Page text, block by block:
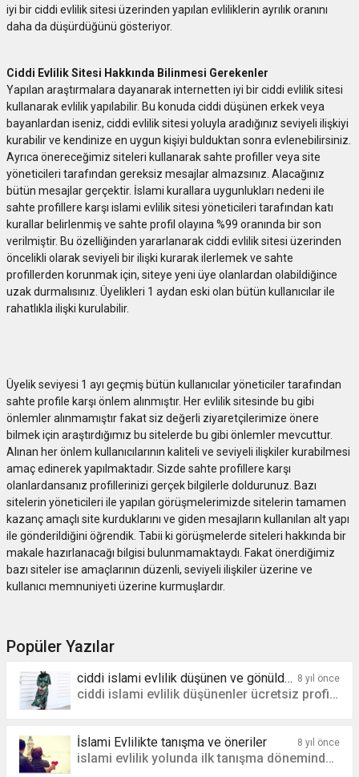
iyi bir ciddi evlilik sitesi üzerinden yapılan evliliklerin ayrılık oranını
daha da düşürdüğünü gösteriyor.
Ciddi Evlilik Sitesi Hakkında Bilinmesi Gerekenler
Yapılan araştırmalara dayanarak internetten iyi bir ciddi evlilik sitesi
kullanarak evlilik yapılabilir. Bu konuda ciddi düşünen erkek veya
bayanlardan iseniz, ciddi evlilik sitesi yoluyla aradığınız seviyeli ilişkiyi
kurabilir ve kendinize en uygun kişiyi bulduktan sonra evlenebilirsiniz.
Ayrıca önereceğimiz siteleri kullanarak sahte profiller veya site
yöneticileri tarafından gereksiz mesajlar almazsınız. Alacağınız
bütün mesajlar gerçektir. İslami kurallara uygunlukları nedeni ile
sahte profillere karşı islami evlilik sitesi yöneticileri tarafından katı
kurallar belirlenmiş ve sahte profil olayına %99 oranında bir son
verilmiştir. Bu özelliğinden yararlanarak ciddi evlilik sitesi üzerinden
öncelikli olarak seviyeli bir ilişki kurarak ilerlemek ve sahte
profillerden korunmak için, siteye yeni üye olanlardan olabildiğince
uzak durmalısınız. Üyelikleri 1 aydan eski olan bütün kullanıcılar ile
rahatlıkla ilişki kurulabilir.
Üyelik seviyesi 1 ayı geçmiş bütün kullanıcılar yöneticiler tarafından
sahte profile karşı önlem alınmıştır. Her evlilik sitesinde bu gibi
önlemler alınmamıştır fakat siz değerli ziyaretçilerimize önere
bilmek için araştırdığımız bu sitelerde bu gibi önlemler mevcuttur.
Alınan her önlem kullanıcılarının kaliteli ve seviyeli ilişkiler kurabilmesi
amaç edinerek yapılmaktadır. Sizde sahte profillere karşı
olanlardansanız profillerinizi gerçek bilgilerle doldurunuz. Bazı
sitelerin yöneticileri ile yapılan görüşmelerimizde sitelerin tamamen
kazanç amaçlı site kurduklarını ve giden mesajların kullanılan alt yapı
ile gönderildiğini öğrendik. Tabii ki görüşmelerde siteleri hakkında bir
makale hazırlanacağı bilgisi bulunmamaktaydı. Fakat önerdiğimiz
bazı siteler ise amaçlarının düzenli, seviyeli ilişkiler üzerine ve
kullanıcı memnuniyeti üzerine kurmuşlardır.
Popüler Yazılar
8 yıl önce
ciddi islami evlilik düşünen ve gönülden sevenler topluluğu
ciddi islami evlilik düşünenler ücretsiz profil oluşturup ilan verebilir.
8 yıl önce
İslami Evlilikte tanışma ve öneriler
islami evlilik yolunda ilk tanışma döneminden aynı evi paylaşma dönemine kadar geçecek olan sürede